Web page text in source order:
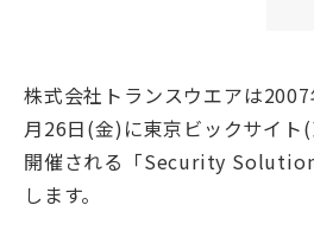
株式会社トランスウエアは
月26日(金)に東京ビックサイト
開催される「Security
します。